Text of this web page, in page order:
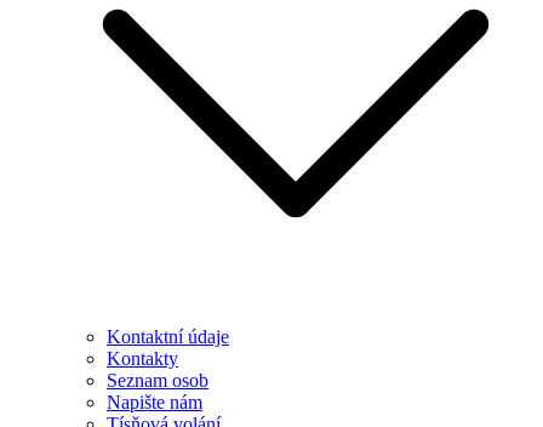
Kontaktní údaje
Kontakty
Seznam osob
Napište nám